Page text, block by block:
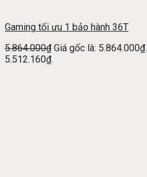
Gaming tối ưu 1 bảo hành 36T
5.864.000₫ Giá gốc là: 5.864.000₫.
5.512.160₫.